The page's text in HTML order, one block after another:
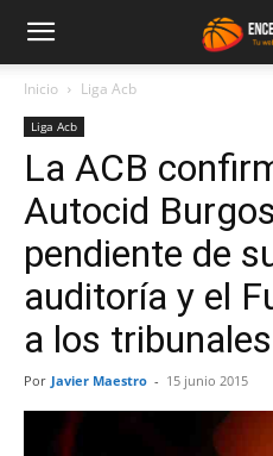
Inicio Liga Acb
Liga Acb
La ACB
Autocid
pendiente de
auditoría y el
a los tribunales
Por Javier Maestro - 15 junio 2015